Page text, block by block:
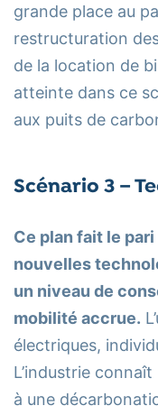
grande place au
restructuration
de la location de
atteinte dans ce
aux puits de
Scénario 3 –
Ce plan fait le
nouvelles
un niveau de
mobilité accrue.
électriques,
L’industrie
à une